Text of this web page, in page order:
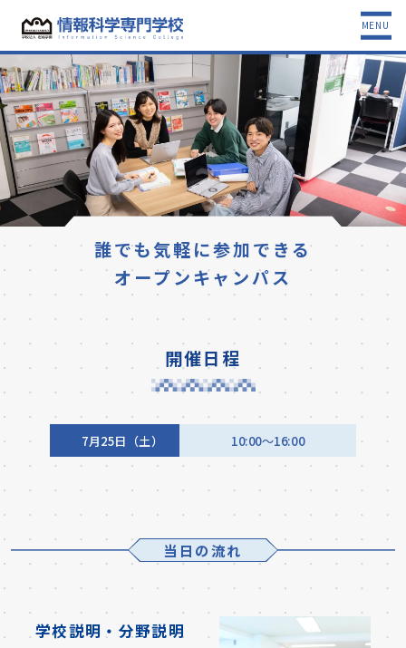
MENU
誰でも気軽に参加できる
オープンキャンパス
開催日程
7月25日（土） 10:00～16:00
当日の流れ
学校説明・分野説明